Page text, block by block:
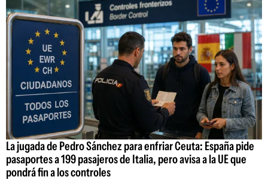
La jugada de Pedro Sánchez para enfriar Ceuta: España pide
pasaportes a 199 pasajeros de Italia, pero avisa a la UE que
pondrá fin a los controles